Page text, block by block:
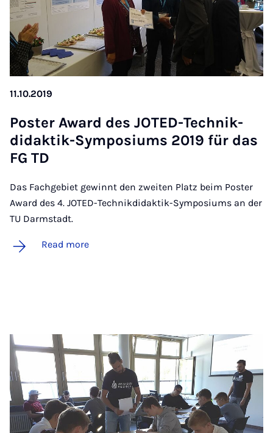
11.10.2019
Poster Award des JOTED-Tech­nik­
didak­tik-Sym­posi­ums 2019 für das
FG TD
Das Fachgebiet gewinnt den zweiten Platz beim Poster
Award des 4. JOTED-Technikdidaktik-Symposiums an der
TU Darmstadt.
Read more